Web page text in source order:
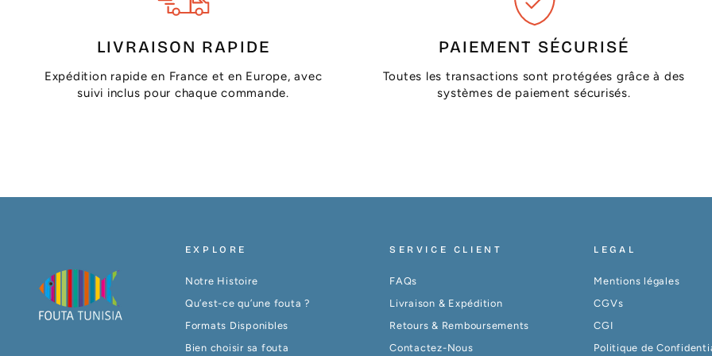
LIVRAISON RAPIDE
Expédition rapide en France et en Europe, avec
suivi inclus pour chaque commande.
PAIEMENT SÉCURISÉ
Toutes les transactions sont protégées grâce à des
systèmes de paiement sécurisés.
EXPLORE
Notre Histoire
Qu’est-ce qu’une fouta ?
Formats Disponibles
Bien choisir sa fouta
SERVICE CLIENT
FAQs
Livraison & Expédition
Retours & Remboursements
Contactez-Nous
LEGAL
Mentions légales
CGVs
CGI
Politique de